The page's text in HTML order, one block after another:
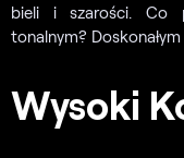
bieli i szarości. Co
tonalnym?
Wysoki